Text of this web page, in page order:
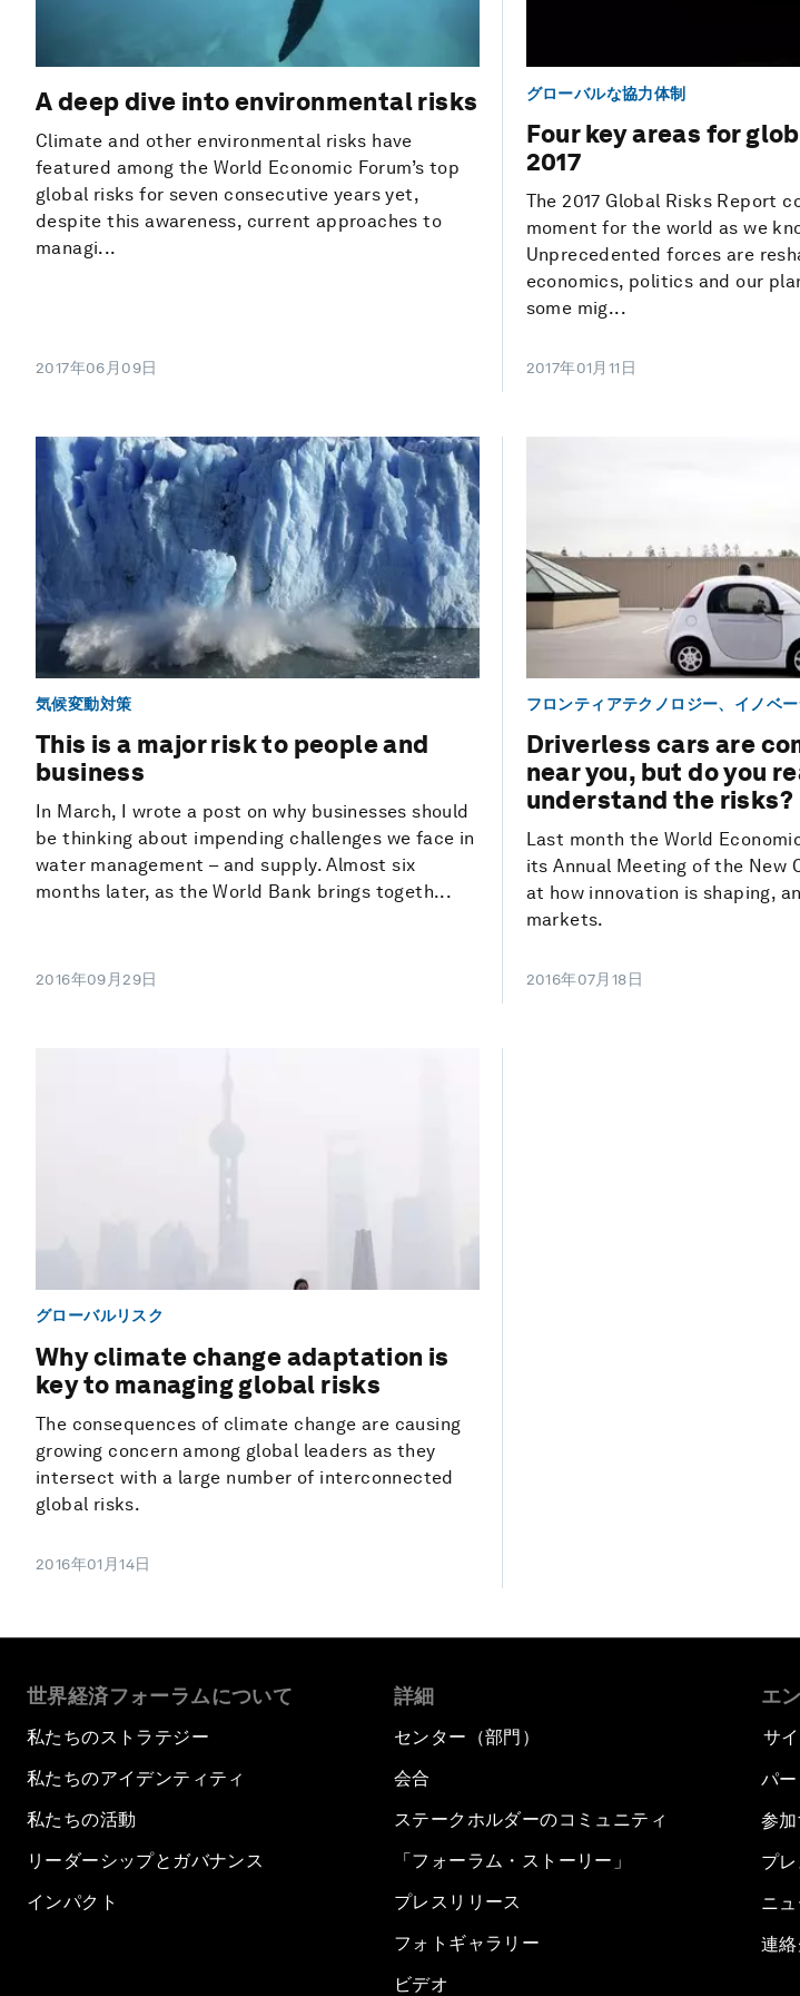
A deep dive into environmental risks
Climate and other environmental risks have
featured among the World Economic Forum’s top
global risks for seven consecutive years yet,
despite this awareness, current approaches to
managi...
2017年06月09日
グローバルな協力体制
Four key areas for
2017
The 2017 Global Risks Report
moment for the world as we
Unprecedented forces are
economics, politics and our
some mig...
2017年01月11日
気候変動対策
This is a major risk to people and
business
In March, I wrote a post on why businesses should
be thinking about impending challenges we face in
water management – and supply. Almost six
months later, as the World Bank brings togeth...
2016年09月29日
フロンティアテクノロジー、イノベ
Driverless cars are
near you, but do you
understand the risks?
Last month the World
its Annual Meeting of the New
at how innovation is shaping,
markets.
2016年07月18日
グローバルリスク
Why climate change adaptation is
key to managing global risks
The consequences of climate change are causing
growing concern among global leaders as they
intersect with a large number of interconnected
global risks.
2016年01月14日
世界経済フォーラムについて
私たちのストラテジー
私たちのアイデンティティ
私たちの活動
リーダーシップとガバナンス
インパクト
詳細
センター（部門）
会合
ステークホルダーのコミュニティ
「フォーラム・ストーリー」
プレスリリース
フォトギャラリー
ビデオ
エ
サ
パ
参加
プ
ニ
連